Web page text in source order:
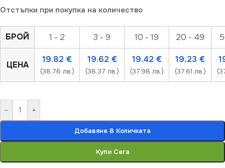
Отстъпки при покупка на количество
БРОЙ 1 - 2 3 - 9 10 - 19 20 - 49
ЦЕНА
19.82 €
(38.76 лв.)
19.62 €
(38.37 лв.)
19.42 €
(37.98 лв.)
19.23 €
(37.61 лв.)
- +
Добавяне В Количката
Купи Сега